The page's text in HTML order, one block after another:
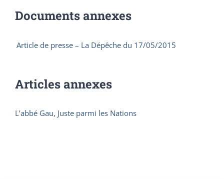
Documents annexes
Article de presse – La Dépêche du 17/05/2015
Articles annexes
L’abbé Gau, Juste parmi les Nations